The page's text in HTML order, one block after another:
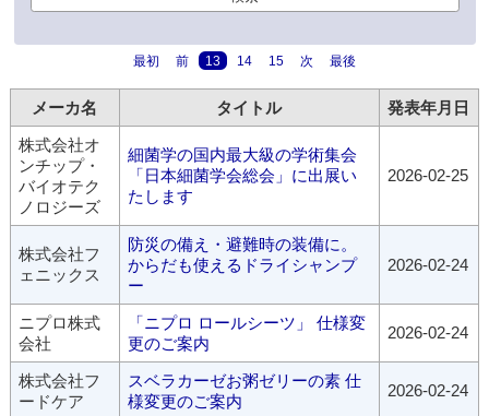
最初 前 13 14 15 次 最後
メーカ名 タイトル
発表年月日
株式会社オ
ンチップ・
バイオテク
ノロジーズ
細菌学の国内最大級の学術集会
「日本細菌学会総会」に出展い
たします
2026-02-25
株式会社フ
ェニックス
防災の備え・避難時の装備に。
からだも使えるドライシャンプ
ー
2026-02-24
ニプロ株式
会社
「ニプロ ロールシーツ」 仕様変
更のご案内
2026-02-24
株式会社フ
ードケア
スベラカーゼお粥ゼリーの素 仕
様変更のご案内
2026-02-24